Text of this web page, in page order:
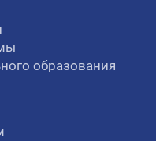
образования